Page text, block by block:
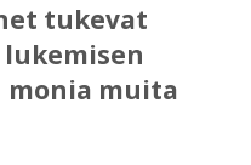
tukevat
monia muita